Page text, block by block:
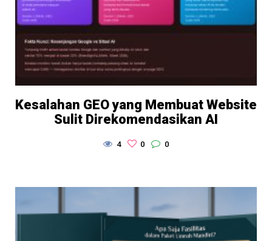
Kesalahan GEO yang Membuat Website
Sulit Direkomendasikan AI
4 0 0